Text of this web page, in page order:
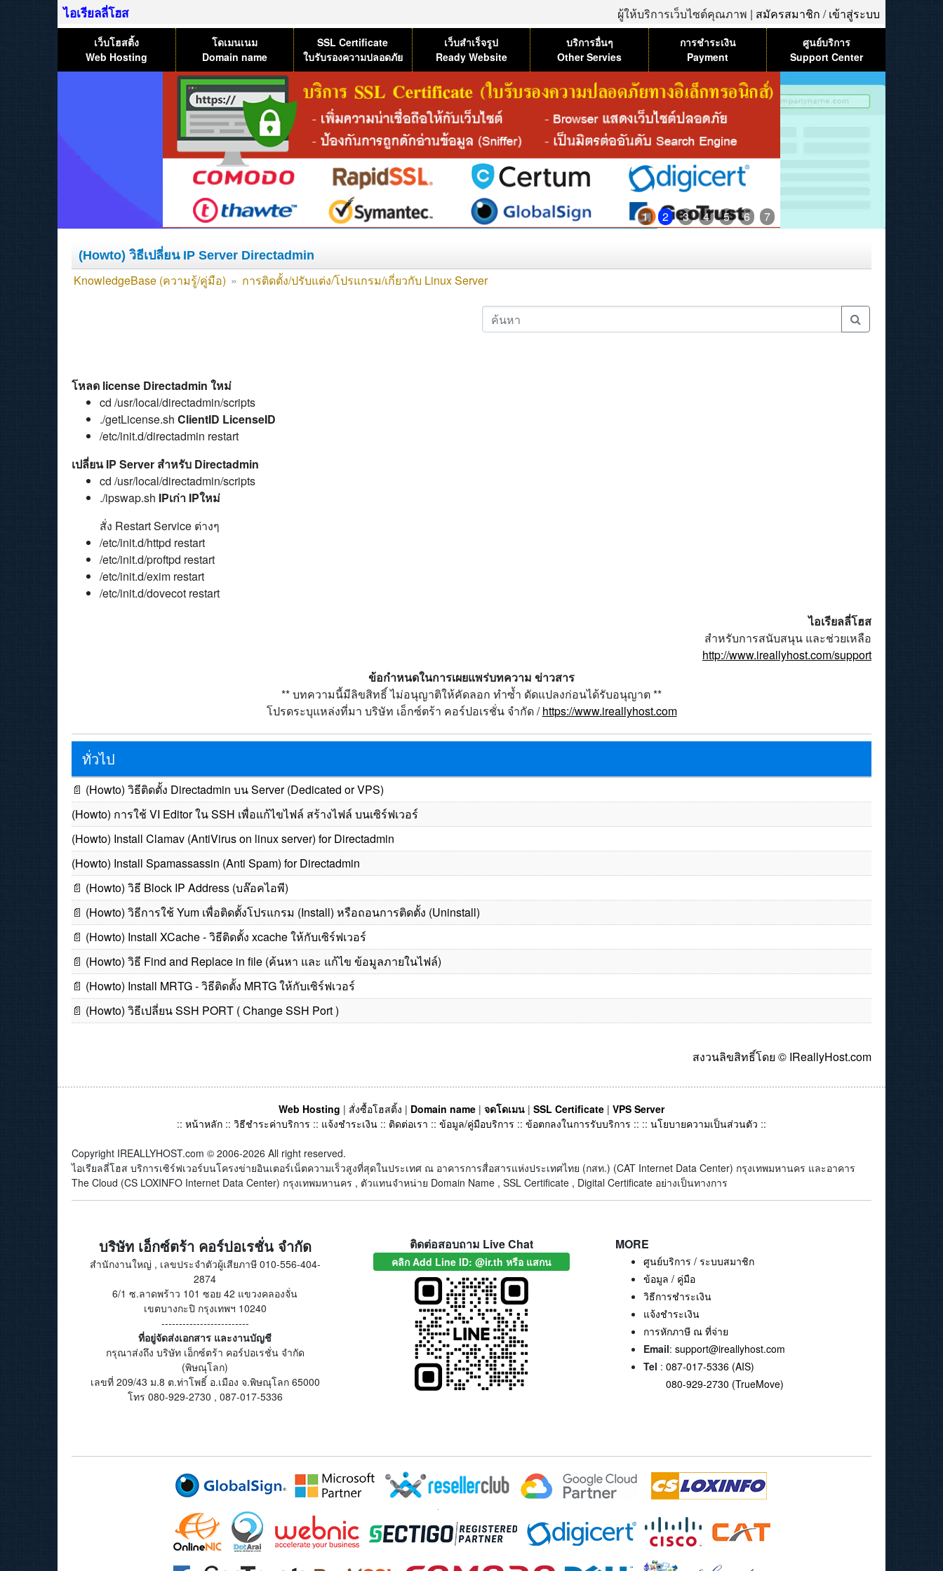
ผู้ให้บริการเว็บไซต์คุณภาพ | สมัครสมาชิก /เข้าสู่ระบบ
ไอเรียลลี่โฮส
เว็บโฮสติ้ง
Web Hosting
โดเมนเนม
Domain name
SSL Certificate
ใบรับรองความปลอดภัย
เว็บสำเร็จรูป
Ready Website
บริการอื่นๆ
Other Servies
การชำระเงิน
Payment
ศูนย์บริการ
Support Center
1 2 3 4 5 6 7
(Howto) วิธีเปลี่ยน IP Server Directadmin
KnowledgeBase (ความรู้/คู่มือ) » การติดตั้ง/ปรับแต่ง/โปรแกรม/เกี่ยวกับ Linux Server
โหลด license Directadmin ใหม่
cd /usr/local/directadmin/scripts
./getLicense.sh ClientID LicenseID
/etc/init.d/directadmin restart
เปลี่ยน IP Server สำหรับ Directadmin
cd /usr/local/directadmin/scripts
./ipswap.sh IPเก่า IPใหม่
สั่ง Restart Service ต่างๆ
/etc/init.d/httpd restart
/etc/init.d/proftpd restart
/etc/init.d/exim restart
/etc/init.d/dovecot restart
ไอเรียลลี่โฮส
สำหรับการสนับสนุน และช่วยเหลือ
http://www.ireallyhost.com/support
ข้อกำหนดในการเผยแพร่บทความ ข่าวสาร
** บทความนี้มีลิขสิทธิ์ ไม่อนุญาติให้คัดลอก ทำซ้ำ ดัดแปลงก่อนได้รับอนุญาต **
โปรดระบุแหล่งที่มา บริษัท เอ็กซ์ตร้า คอร์ปอเรชั่น จำกัด /https://www.ireallyhost.com
ทั่วไป
📄 (Howto) วิธีติดตั้ง Directadmin บน Server (Dedicated or VPS)
(Howto) การใช้ VI Editor ใน SSH เพื่อแก้ไขไฟล์ สร้างไฟล์ บนเซิร์ฟเวอร์
(Howto) Install Clamav (AntiVirus on linux server) for Directadmin
(Howto) Install Spamassassin (Anti Spam) for Directadmin
📄 (Howto) วิธี Block IP Address (บล๊อคไอพี)
📄 (Howto) วิธีการใช้ Yum เพื่อติดตั้งโปรแกรม (Install) หรือถอนการติดตั้ง (Uninstall)
📄 (Howto) Install XCache - วิธีติดตั้ง xcache ให้กับเซิร์ฟเวอร์
📄 (Howto) วิธี Find and Replace in file (ค้นหา และ แก้ไข ข้อมูลภายในไฟล์)
📄 (Howto) Install MRTG - วิธีติดตั้ง MRTG ให้กับเซิร์ฟเวอร์
📄 (Howto) วิธีเปลี่ยน SSH PORT ( Change SSH Port )
สงวนลิขสิทธิ์โดย © IReallyHost.com
Web Hosting | สั่งซื้อโฮสติ้ง | Domain name | จดโดเมน | SSL Certificate | VPS Server
:: หน้าหลัก :: วิธีชำระค่าบริการ :: แจ้งชำระเงิน :: ติดต่อเรา :: ข้อมูล/คู่มือบริการ :: ข้อตกลงในการรับบริการ :: :: นโยบายความเป็นส่วนตัว ::
Copyright IREALLYHOST.com © 2006-2026 All right reserved.
ไอเรียลลี่โฮส บริการเซิร์ฟเวอร์บนโครงข่ายอินเตอร์เน็ตความเร็วสูงที่สุดในประเทศ ณ อาคารการสื่อสารแห่งประเทศไทย (กสท.) (CAT Internet Data Center) กรุงเทพมหานคร และอาคาร
The Cloud (CS LOXINFO Internet Data Center) กรุงเทพมหานคร , ตัวแทนจำหน่าย Domain Name , SSL Certificate , Digital Certificate อย่างเป็นทางการ
บริษัท เอ็กซ์ตร้า คอร์ปอเรชั่น จำกัด
สำนักงานใหญ่ , เลขประจำตัวผู้เสียภาษี 010-556-404-
2874
6/1 ซ.ลาดพร้าว 101 ซอย 42 แขวงคลองจั่น
เขตบางกะปิ กรุงเทพฯ 10240
-------------------------
ที่อยู่จัดส่งเอกสาร และงานบัญชี
กรุณาส่งถึง บริษัท เอ็กซ์ตร้า คอร์ปอเรชั่น จำกัด
(พิษณุโลก)
เลขที่ 209/43 ม.8 ต.ท่าโพธิ์ อ.เมือง จ.พิษณุโลก 65000
โทร 080-929-2730 , 087-017-5336
ติดต่อสอบถาม Live Chat
คลิก Add Line ID: @ir.th หรือ แสกน
MORE
ศูนย์บริการ / ระบบสมาชิก
ข้อมูล / คู่มือ
วิธีการชำระเงิน
แจ้งชำระเงิน
การหักภาษี ณ ที่จ่าย
Email: support@ireallyhost.com
Tel : 087-017-5336 (AIS)
080-929-2730 (TrueMove)